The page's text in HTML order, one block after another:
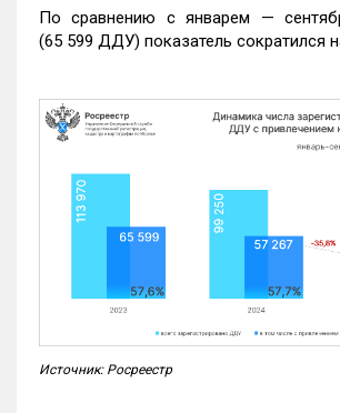
По сравнению с январем —
(65 599 ДДУ) показатель сократился
Источник: Росреестр